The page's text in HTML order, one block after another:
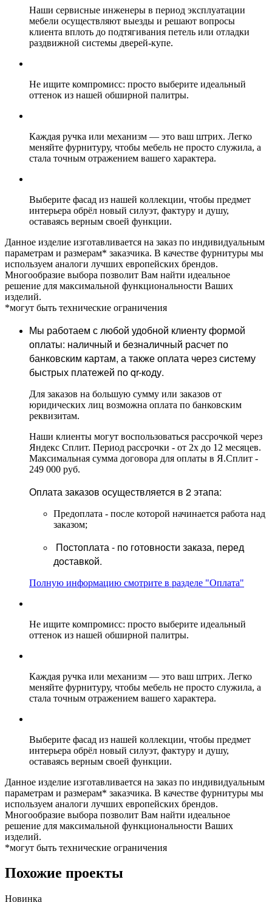
Наши сервисные инженеры в период эксплуатации
мебели осуществляют выезды и решают вопросы
клиента вплоть до подтягивания петель или отладки
раздвижной системы дверей-купе.
Не ищите компромисс: просто выберите идеальный
оттенок из нашей обширной палитры.
Каждая ручка или механизм — это ваш штрих. Легко
меняйте фурнитуру, чтобы мебель не просто служила, а
стала точным отражением вашего характера.
Выберите фасад из нашей коллекции, чтобы предмет
интерьера обрёл новый силуэт, фактуру и душу,
оставаясь верным своей функции.
Данное изделие изготавливается на заказ по индивидуальным
параметрам и размерам* заказчика. В качестве фурнитуры мы
используем аналоги лучших европейских брендов.
Многообразие выбора позволит Вам найти идеальное
решение для максимальной функциональности Ваших
изделий.
*могут быть технические ограничения
Мы работаем с любой удобной клиенту формой
оплаты: наличный и безналичный расчет по
банковским картам, а также оплата через систему
быстрых платежей по qr-коду.
Для заказов на большую сумму или заказов от
юридических лиц возможна оплата по банковским
реквизитам.
Наши клиенты могут воспользоваться рассрочкой через
Яндекс Сплит. Период рассрочки - от 2х до 12 месяцев.
Максимальная сумма договора для оплаты в Я.Сплит -
249 000 руб.
Оплата заказов осуществляется в 2 этапа:
Предоплата - после которой начинается работа над
заказом;
Постоплата - по готовности заказа, перед
доставкой.
Полную информацию смотрите в разделе "Оплата"
Не ищите компромисс: просто выберите идеальный
оттенок из нашей обширной палитры.
Каждая ручка или механизм — это ваш штрих. Легко
меняйте фурнитуру, чтобы мебель не просто служила, а
стала точным отражением вашего характера.
Выберите фасад из нашей коллекции, чтобы предмет
интерьера обрёл новый силуэт, фактуру и душу,
оставаясь верным своей функции.
Данное изделие изготавливается на заказ по индивидуальным
параметрам и размерам* заказчика. В качестве фурнитуры мы
используем аналоги лучших европейских брендов.
Многообразие выбора позволит Вам найти идеальное
решение для максимальной функциональности Ваших
изделий.
*могут быть технические ограничения
Похожие проекты
Новинка